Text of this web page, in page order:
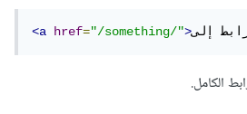
<a href="/something/">
الكامل.